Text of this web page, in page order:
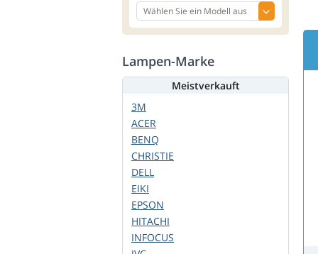
Lampen-Marke
Meistverkauft
3M
ACER
BENQ
CHRISTIE
DELL
EIKI
EPSON
HITACHI
INFOCUS